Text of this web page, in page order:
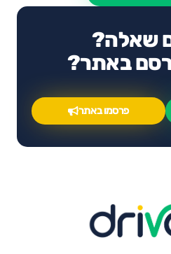
שאלה?
באתר?
פרסמו באתר